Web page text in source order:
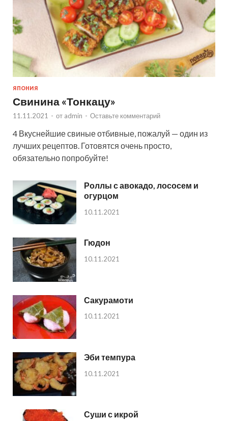
ЯПОНИЯ
Свинина «Тонкацу»
11.11.2021 - от admin - Оставьте комментарий
4 Вкуснейшие свиные отбивные, пожалуй — один из
лучших рецептов. Готовятся очень просто,
обязательно попробуйте!
Роллы с авокадо, лососем и
огурцом
10.11.2021
Гюдон
10.11.2021
Сакурамоти
10.11.2021
Эби темпура
10.11.2021
Суши с икрой